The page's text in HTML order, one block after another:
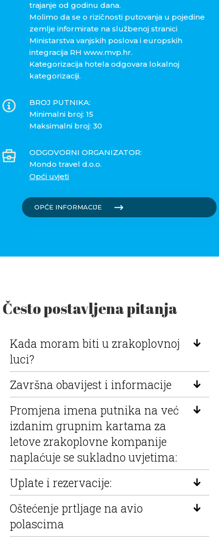
trajanje od godinu dana.
Molimo da se o rizičnosti putovanja u pojedine
zemlje informirate na službenoj stranici
Ministarstva vanjskih poslova i europskih
integracija RH www.mvp.hr.
Kategorizacija hotela odgovara lokalnoj
kategorizaciji.
BROJ PUTNIKA:
Minimalni broj: 15
Maksimalni broj: 30
ODGOVORNI ORGANIZATOR:
Mondo travel d.o.o.
Opći uvjeti
OPĆE INFORMACIJE
Često postavljena pitanja
Kada moram biti u zrakoplovnoj
luci?
Završna obavijest i informacije
Promjena imena putnika na već
izdanim grupnim kartama za
letove zrakoplovne kompanije
naplaćuje se sukladno uvjetima:
Uplate i rezervacije:
Oštećenje prtljage na avio
polascima